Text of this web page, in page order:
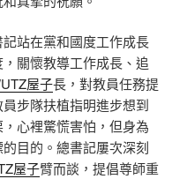
站在黨和國度工作成長
關懷教導工作成長、追
屋子長，對教員任務提
步隊扶植指明進步想到
心裡驚慌害怕，但身為
目的。總書記屢次深刻
屋子臂而談，提倡尊師重